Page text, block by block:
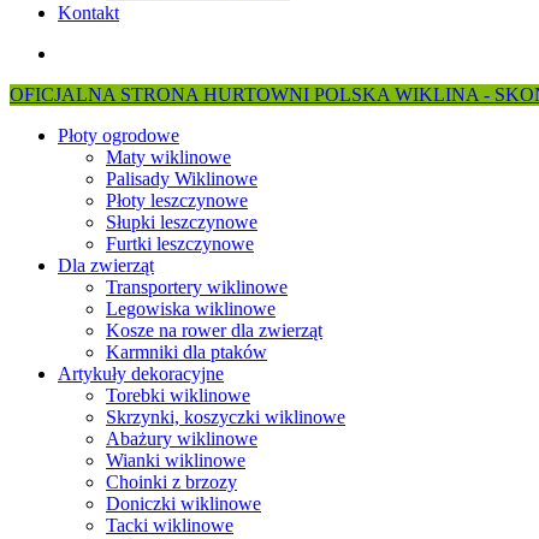
Kontakt
OFICJALNA STRONA HURTOWNI POLSKA WIKLINA -
Płoty ogrodowe
Maty wiklinowe
Palisady Wiklinowe
Płoty leszczynowe
Słupki leszczynowe
Furtki leszczynowe
Dla zwierząt
Transportery wiklinowe
Legowiska wiklinowe
Kosze na rower dla zwierząt
Karmniki dla ptaków
Artykuły dekoracyjne
Torebki wiklinowe
Skrzynki, koszyczki wiklinowe
Abażury wiklinowe
Wianki wiklinowe
Choinki z brzozy
Doniczki wiklinowe
Tacki wiklinowe